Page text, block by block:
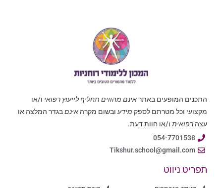
התכנים המופעים באתראינם מהווים תחליף לייעוץ רפואי ו/או
מקצועי וכל מטרתם לספק מידע ובשום מקרה אינםבגדר המלצה או
עצה רפואית ו/או חוות דעת.
054-7701538
Tikshur.school@gmail.com
תפריט ניווט